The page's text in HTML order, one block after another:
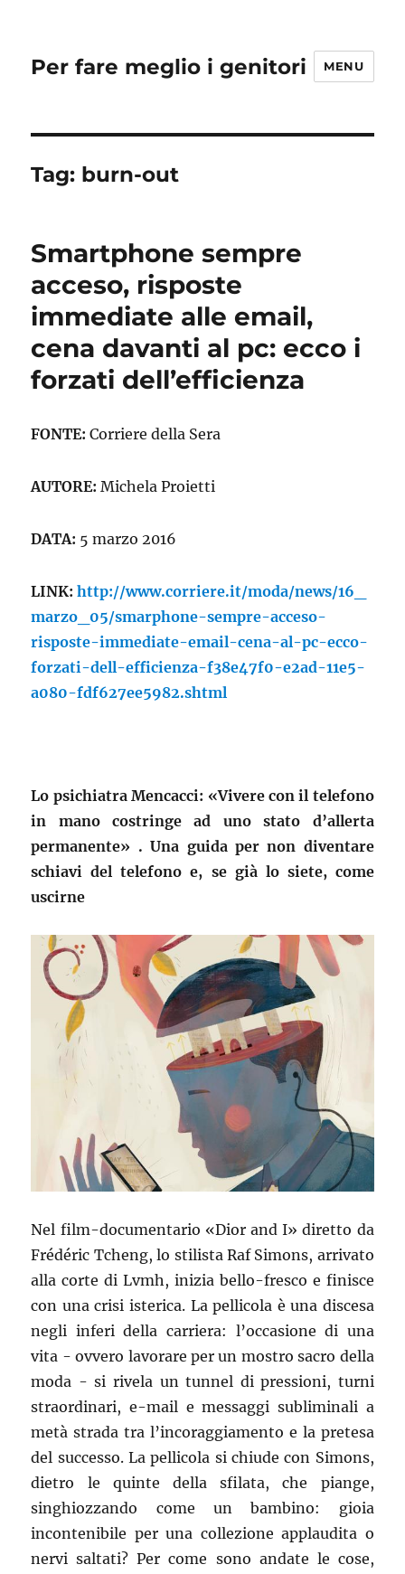
Per fare meglio i genitori MENU
Tag: burn-out
Smartphone sempre
acceso, risposte
immediate alle email,
cena davanti al pc: ecco i
forzati dell’efficienza
FONTE: Corriere della Sera
AUTORE: Michela Proietti
DATA: 5 marzo 2016
LINK:http://www.corriere.it/moda/news/16_
marzo_05/smarphone-sempre-acceso-
risposte-immediate-email-cena-al-pc-ecco-
forzati-dell-efficienza-f38e47f0-e2ad-11e5-
a080-fdf627ee5982.shtml
Lo psichiatra Mencacci: «Vivere con il telefono
in mano costringe ad uno stato d’allerta
permanente» . Una guida per non diventare
schiavi del telefono e, se già lo siete, come
uscirne
Nel film-documentario «Dior and I» diretto da
Frédéric Tcheng, lo stilista Raf Simons, arrivato
alla corte di Lvmh, inizia bello-fresco e finisce
con una crisi isterica. La pellicola è una discesa
negli inferi della carriera: l’occasione di una
vita - ovvero lavorare per un mostro sacro della
moda - si rivela un tunnel di pressioni, turni
straordinari, e-mail e messaggi subliminali a
metà strada tra l’incoraggiamento e la pretesa
del successo. La pellicola si chiude con Simons,
dietro le quinte della sfilata, che piange,
singhiozzando come un bambino: gioia
incontenibile per una collezione applaudita o
nervi saltati? Per come sono andate le cose,